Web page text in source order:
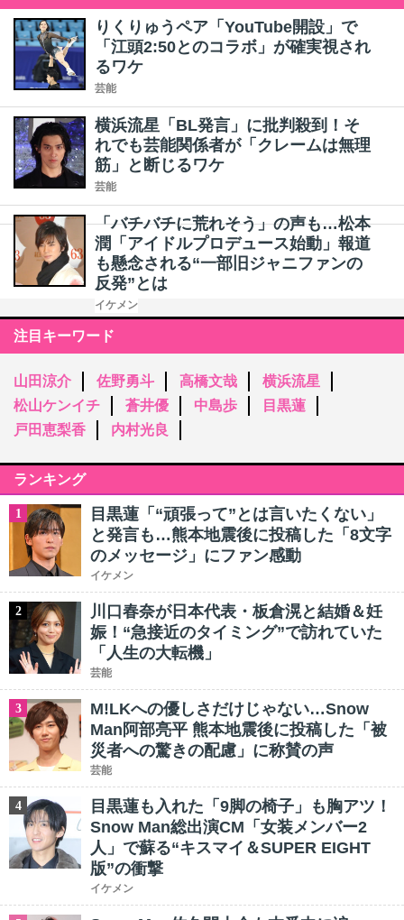
りくりゅうペア「YouTube開設」で
「江頭2:50とのコラボ」が確実視され
るワケ
芸能
横浜流星「BL発言」に批判殺到！そ
れでも芸能関係者が「クレームは無理
筋」と断じるワケ
芸能
「バチバチに荒れそう」の声も…松本
潤「アイドルプロデュース始動」報道
も懸念される“一部旧ジャニファンの
反発”とは
イケメン
注目キーワード
山田涼介 佐野勇斗 高橋文哉
横浜流星
松山ケンイチ
蒼井優 中島歩
目黒蓮
戸田恵梨香
内村光良
ランキング
1
目黒蓮「“頑張って”とは言いたくない」
と発言も…熊本地震後に投稿した「8文字
のメッセージ」にファン感動
イケメン
2
川口春奈が日本代表・板倉滉と結婚＆妊
娠！“急接近のタイミング”で訪れていた
「人生の大転機」
芸能
3
M!LKへの優しさだけじゃない…Snow
Man阿部亮平 熊本地震後に投稿した「被
災者への驚きの配慮」に称賛の声
芸能
4
目黒蓮も入れた「9脚の椅子」も胸アツ！
Snow Man総出演CM「女装メンバー2
人」で蘇る“キスマイ＆SUPER EIGHT
版”の衝撃
イケメン